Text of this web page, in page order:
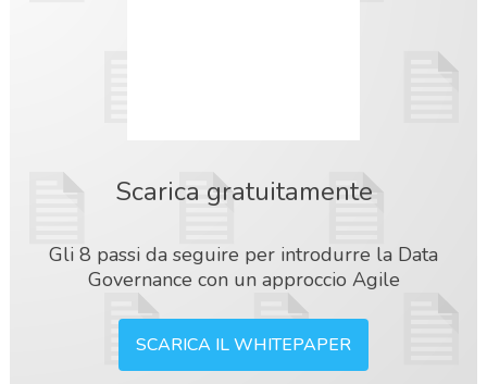
Scarica gratuitamente
Gli 8 passi da seguire per introdurre la Data
Governance con un approccio Agile
SCARICA IL WHITEPAPER